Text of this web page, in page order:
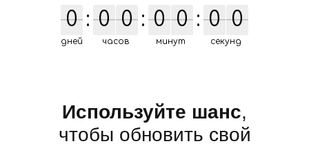
Используйте шанс,
чтобы обновить свой
0
0
дней
: 0
0 0
0
часов
: 0
0 0
0
минут
: 0
0 0
0
секунд